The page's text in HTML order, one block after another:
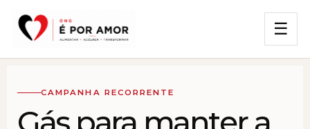
☰
CAMPANHA RECORRENTE